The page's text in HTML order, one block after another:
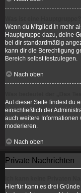
Wenn du Mitglied in mehr
Hauptgruppe dazu, deine
bei dir standardmäßig
kann dir die Berechtigung
Bereich selbst festzulegen.
Nach oben
Auf dieser Seite findest du
einschließlich der
auch weitere
moderieren.
Nach oben
Private Nachrichten
Hierfür kann es drei